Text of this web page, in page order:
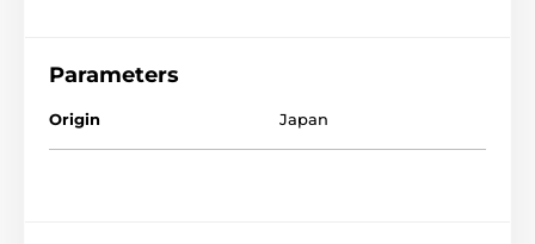
Parameters
Origin Japan